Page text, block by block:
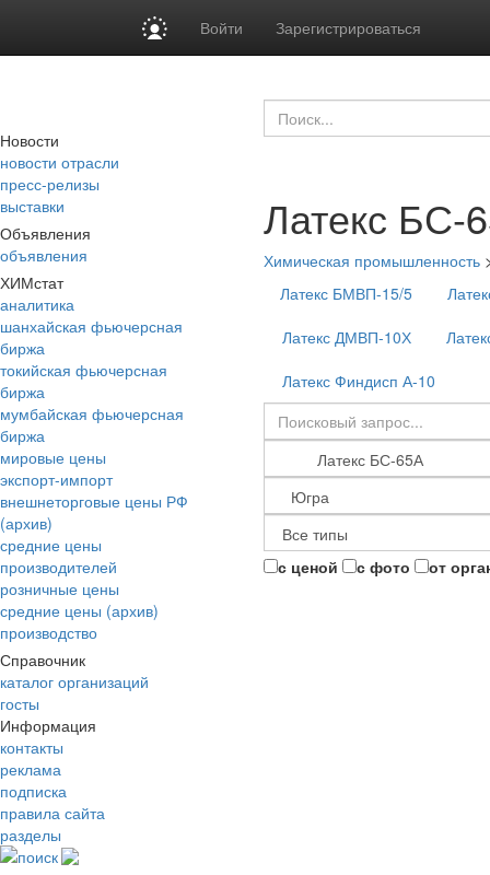
Войти Зарегистрироваться
Новости
новости отрасли
пресс-релизы
выставки
Объявления
объявления
ХИМстат
аналитика
шанхайская фьючерсная
биржа
токийская фьючерсная
биржа
мумбайская фьючерсная
биржа
мировые цены
экспорт-импорт
внешнеторговые цены РФ
(архив)
средние цены
производителей
розничные цены
средние цены (архив)
производство
Справочник
каталог организаций
госты
Информация
контакты
реклама
подписка
правила сайта
разделы
поиск
Латекс БС-
Химическая промышленность
Латекс БМВП-15/5
Латекс ДМВП-10Х
Латекс Финдисп А-10
с ценой с фото от